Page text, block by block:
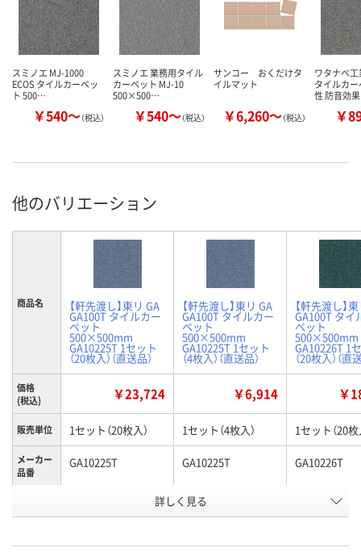
スミノエ MJ-1000
ECOS タイルカーペッ
ト 500…
￥540～（税込）
スミノエ 業務用タイル
カーペット MJ-10
500×500…
￥540～（税込）
サンコー おくだけタ
イルマット
￥6,260～（税込）
ワタナベ
タイルカ
性 防音効果
￥
他のバリエーション
商品名 【軒先渡し】東リ GA
GA100T タイルカー
ペット
500×500mm
GA10225T 1セット
（20枚入）（直送品）
【軒先渡し】東リ GA
GA100T タイルカー
ペット
500×500mm
GA10225T 1セット
（4枚入）（直送品）
【軒先渡し】
GA100T タイ
ペット
500×500mm
GA10226T 1
（20枚入）（直
価格
(税込)
￥23,724 ￥6,914 ￥
販売単位 1セット（20枚入） 1セット（4枚入） 1セット（20枚
メーカー
品番
GA10225T GA10225T GA10226T
AK38456 AK37348
詳しく見る